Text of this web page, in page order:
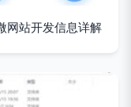
网站开发信息详解